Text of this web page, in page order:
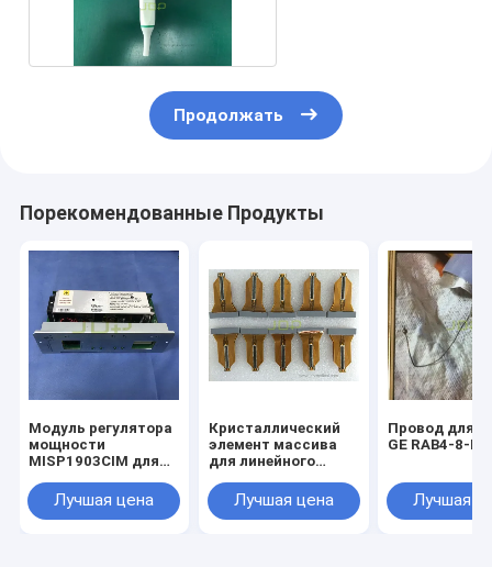
Продолжать
Порекомендованные Продукты
Модуль регулятора
мощности
MISP1903CIM для
ультразвуковых
систем
Лучшая цена
Кристаллический
элемент массива
для линейного
зонды LA523
Лучшая цена
Провод для
GE RAB4-8-D
Лучшая